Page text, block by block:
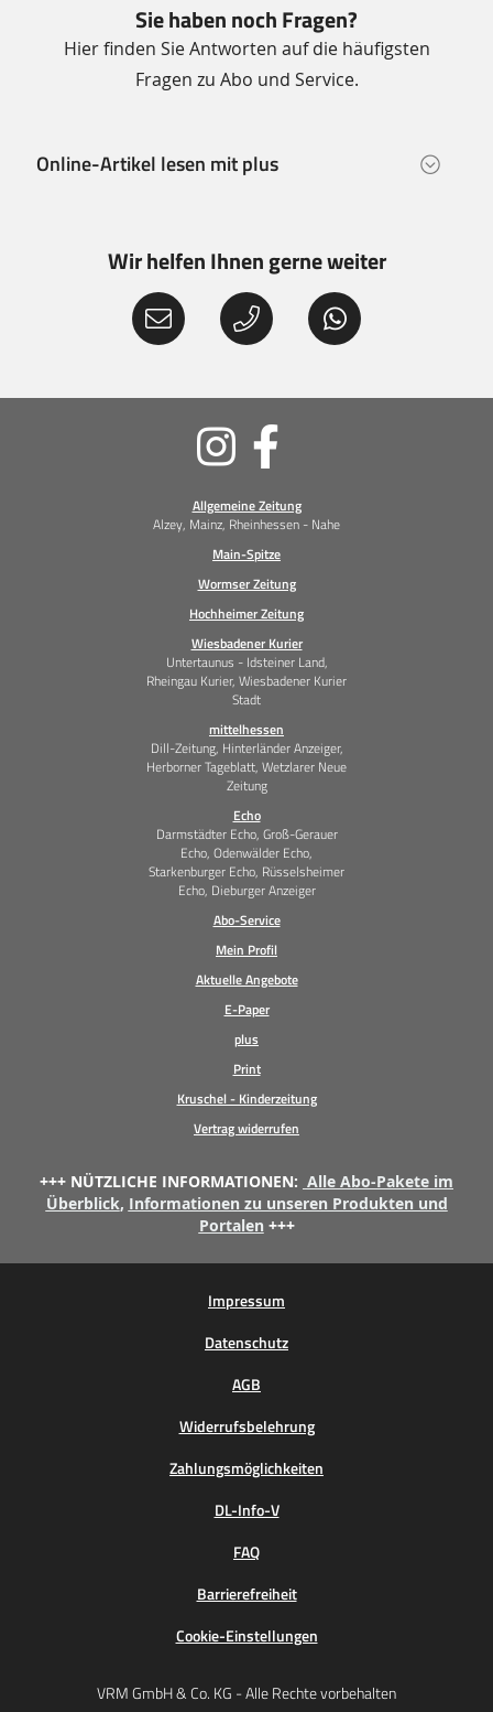
Sie haben noch Fragen?
Hier finden Sie Antworten auf die häufigsten
Fragen zu Abo und Service.
Online-Artikel lesen mit plus
Wir helfen Ihnen gerne weiter
Allgemeine Zeitung
Alzey, Mainz, Rheinhessen - Nahe
Main-Spitze
Wormser Zeitung
Hochheimer Zeitung
Wiesbadener Kurier
Untertaunus - Idsteiner Land,
Rheingau Kurier, Wiesbadener Kurier
Stadt
mittelhessen
Dill-Zeitung, Hinterländer Anzeiger,
Herborner Tageblatt, Wetzlarer Neue
Zeitung
Echo
Darmstädter Echo, Groß-Gerauer
Echo, Odenwälder Echo,
Starkenburger Echo, Rüsselsheimer
Echo, Dieburger Anzeiger
Abo-Service
Mein Profil
Aktuelle Angebote
E-Paper
plus
Print
Kruschel - Kinderzeitung
Vertrag widerrufen
Soziale
Medien
+++ NÜTZLICHE INFORMATIONEN: Alle Abo-Pakete im
Überblick, Informationen zu unseren Produkten und
Portalen +++
Impressum
Datenschutz
AGB
Widerrufsbelehrung
Zahlungsmöglichkeiten
DL-Info-V
FAQ
Barrierefreiheit
Cookie-Einstellungen
VRM GmbH & Co. KG - Alle Rechte vorbehalten